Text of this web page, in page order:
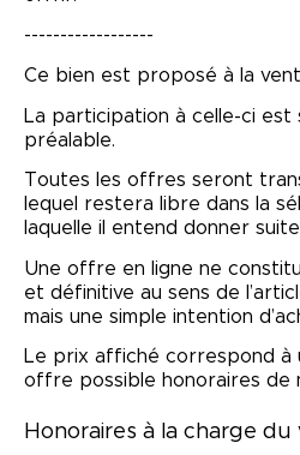
------------------
Ce bien est proposé à la
La participation à celle-ci est
préalable.
Toutes les offres seront
lequel restera libre dans la
laquelle il entend donner
Une offre en ligne ne
et définitive au sens de
mais une simple intention
Le prix affiché correspond à
offre possible honoraires de
Honoraires à la charge du